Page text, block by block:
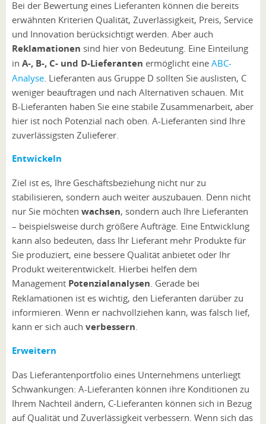
Bei der Bewertung eines Lieferanten können die bereits
erwähnten Kriterien Qualität, Zuverlässigkeit, Preis, Service
und Innovation berücksichtigt werden. Aber auch
Reklamationen sind hier von Bedeutung. Eine Einteilung
in A-, B-, C- und D-Lieferanten ermöglicht eine ABC-
Analyse . Lieferanten aus Gruppe D sollten Sie auslisten, C
weniger beauftragen und nach Alternativen schauen. Mit
B-Lieferanten haben Sie eine stabile Zusammenarbeit, aber
hier ist noch Potenzial nach oben. A-Lieferanten sind Ihre
zuverlässigsten Zulieferer.
Entwickeln
Ziel ist es, Ihre Geschäftsbeziehung nicht nur zu
stabilisieren, sondern auch weiter auszubauen. Denn nicht
nur Sie möchten wachsen, sondern auch Ihre Lieferanten
– beispielsweise durch größere Aufträge. Eine Entwicklung
kann also bedeuten, dass Ihr Lieferant mehr Produkte für
Sie produziert, eine bessere Qualität anbietet oder Ihr
Produkt weiterentwickelt. Hierbei helfen dem
Management Potenzialanalysen . Gerade bei
Reklamationen ist es wichtig, den Lieferanten darüber zu
informieren. Wenn er nachvollziehen kann, was falsch lief,
kann er sich auch verbessern
Erweitern
Das Lieferantenportfolio eines Unternehmens unterliegt
Schwankungen: A-Lieferanten können ihre Konditionen zu
Ihrem Nachteil ändern, C-Lieferanten können sich in Bezug
auf Qualität und Zuverlässigkeit verbessern. Wenn sich das